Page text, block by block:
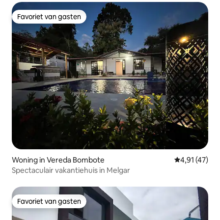
Favoriet van gasten
Favoriet van gasten
Woning in Vereda Bombote Gemiddelde
4,91 (47)
Spectaculair vakantiehuis in Melgar
Favoriet van gasten
Favoriet van gasten